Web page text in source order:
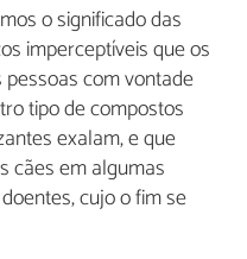
o significado das
imperceptíveis que os
com vontade
tipo de compostos
exalam, e que
cães em algumas
cujo o fim se